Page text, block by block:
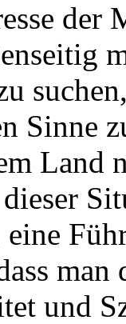
der
Sinne
Land
eine
man
und